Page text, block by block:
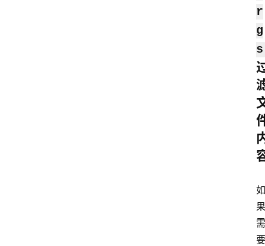
r
g
s
如
果
需
要